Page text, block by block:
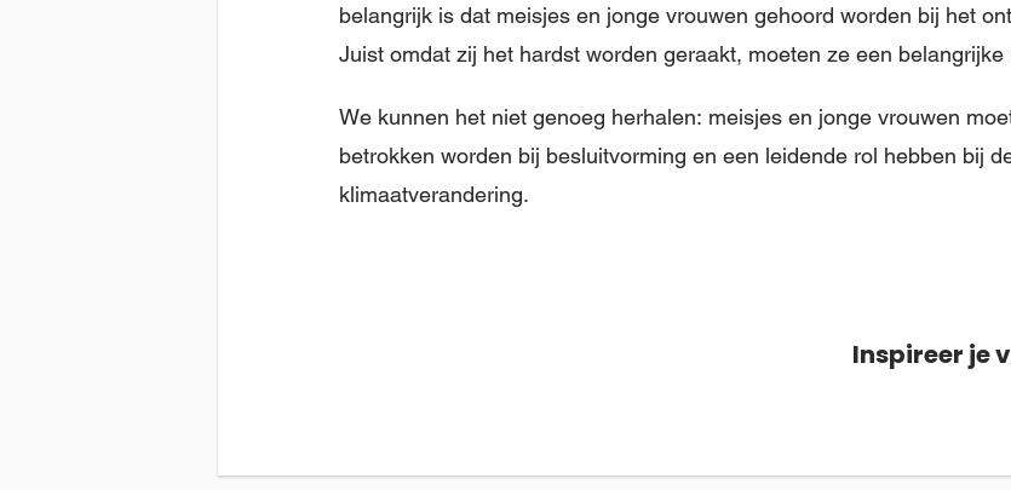
belangrijk is dat meisjes en jonge vrouwen gehoord worden bij het
Juist omdat zij het hardst worden geraakt, moeten ze een belangrijke
We kunnen het niet genoeg herhalen: meisjes en jonge vrouwen
betrokken worden bij besluitvorming en een leidende rol hebben bij
klimaatverandering.
Inspireer je